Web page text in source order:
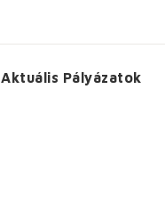
Aktuális Pályázatok